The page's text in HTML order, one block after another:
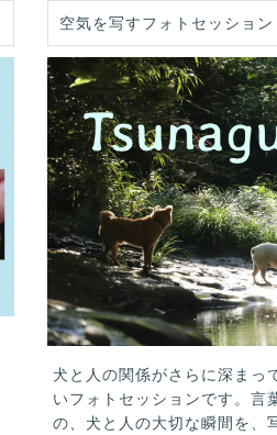
空気を写すフォトセッション
犬と人の関係がさらに深まっ
いフォトセッションです。言
の、犬と人の大切な瞬間を、